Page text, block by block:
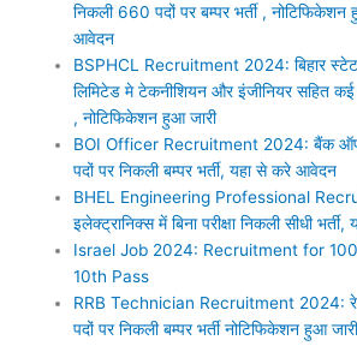
निकली 660 पदों पर बम्पर भर्ती ,
आवेदन
BSPHCL Recruitment 2024: बिहार स्टेट
लिमिटेड मे टेकनीशियन और इंजीनियर सहित कई
, नोटिफिकेशन हुआ जारी
BOI Officer Recruitment 2024: बैंक
पदों पर निकली बम्पर भर्ती, यहा से करे आवेदन
BHEL Engineering Professional
इलेक्ट्रानिक्स में बिना परीक्षा निकली सीधी
Israel Job 2024: Recruitment for
10th Pass
RRB Technician Recruitment 2024:
पदों पर निकली बम्पर भर्ती नोटिफिकेशन हुआ